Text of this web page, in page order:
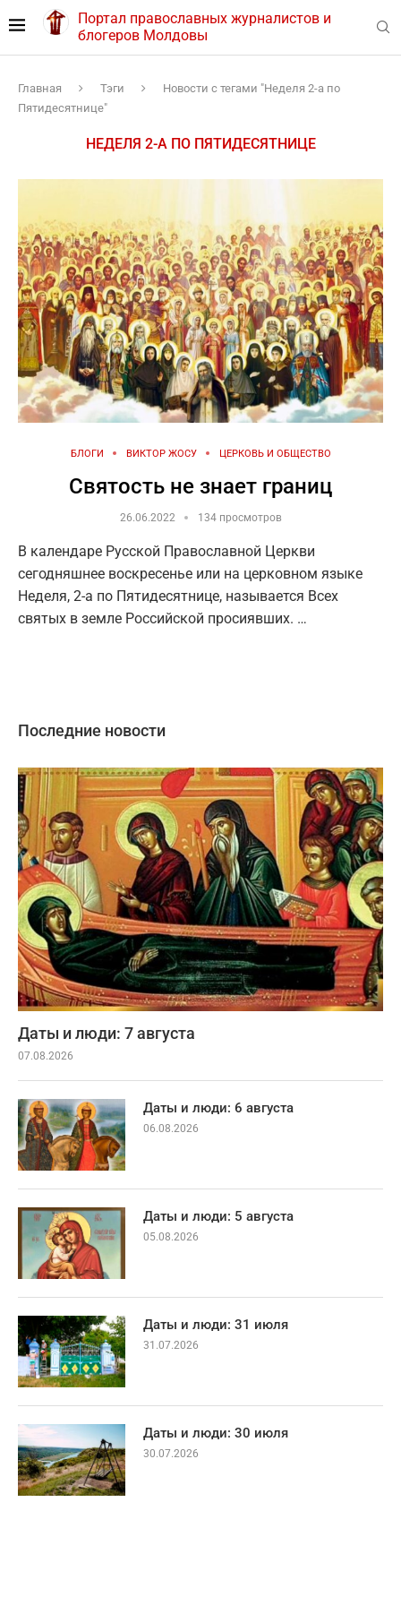
Портал православных журналистов и
блогеров Молдовы
Главная Тэги
Новости с тегами "Неделя 2-а по
Пятидесятнице"
НЕДЕЛЯ 2-А ПО ПЯТИДЕСЯТНИЦЕ
БЛОГИ ВИКТОР ЖОСУ ЦЕРКОВЬ И ОБЩЕСТВО
Святость не знает границ
26.06.2022 134 просмотров
В календаре Русской Православной Церкви
сегодняшнее воскресенье или на церковном языке
Неделя, 2-а по Пятидесятнице, называется Всех
святых в земле Российской просиявших. …
Последние новости
Даты и люди: 7 августа
07.08.2026
Даты и люди: 6 августа
06.08.2026
Даты и люди: 5 августа
05.08.2026
Даты и люди: 31 июля
31.07.2026
Даты и люди: 30 июля
30.07.2026